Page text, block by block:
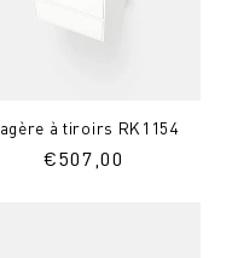
à tiroirs RK1154
Prix
€507,00